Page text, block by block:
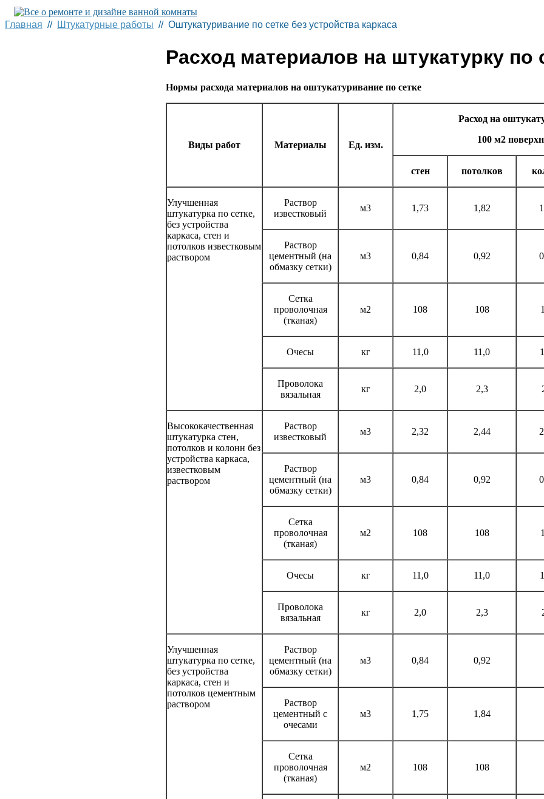
Главная // Штукатурные работы // Оштукатуривание по сетке без устройства каркаса
Расход материалов на штукатурку по
Нормы расхода материалов на оштукатуривание по сетке
Виды работ Материалы Ед. изм.
Расход на
100 м2
стен потолков
Улучшенная
штукатурка по сетке,
без устройства
каркаса, стен и
потолков известковым
раствором
Раствор
известковый
м3 1,73 1,82
Раствор
цементный (на
обмазку сетки)
м3 0,84 0,92
Сетка
проволочная
(тканая)
м2 108 108
Очесы кг 11,0 11,0
Проволока
вязальная
кг 2,0 2,3
Высококачественная
штукатурка стен,
потолков и колонн без
устройства каркаса,
известковым
раствором
Раствор
известковый
м3 2,32 2,44
Раствор
цементный (на
обмазку сетки)
м3 0,84 0,92
Сетка
проволочная
(тканая)
м2 108 108
Очесы кг 11,0 11,0
Проволока
вязальная
кг 2,0 2,3
Улучшенная
штукатурка по сетке,
без устройства
каркаса, стен и
потолков цементным
раствором
Раствор
цементный (на
обмазку сетки)
м3 0,84 0,92
Раствор
цементный с
очесами
м3 1,75 1,84
Сетка
проволочная
(тканая)
м2 108 108